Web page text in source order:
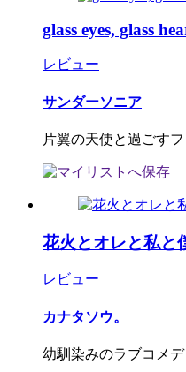
glass eyes, glass
レビュー
サンダーソニア
片翼の天使と過ごす
花火とオレと私と
レビュー
カナタソウ。
幼馴染みのラブコメデ